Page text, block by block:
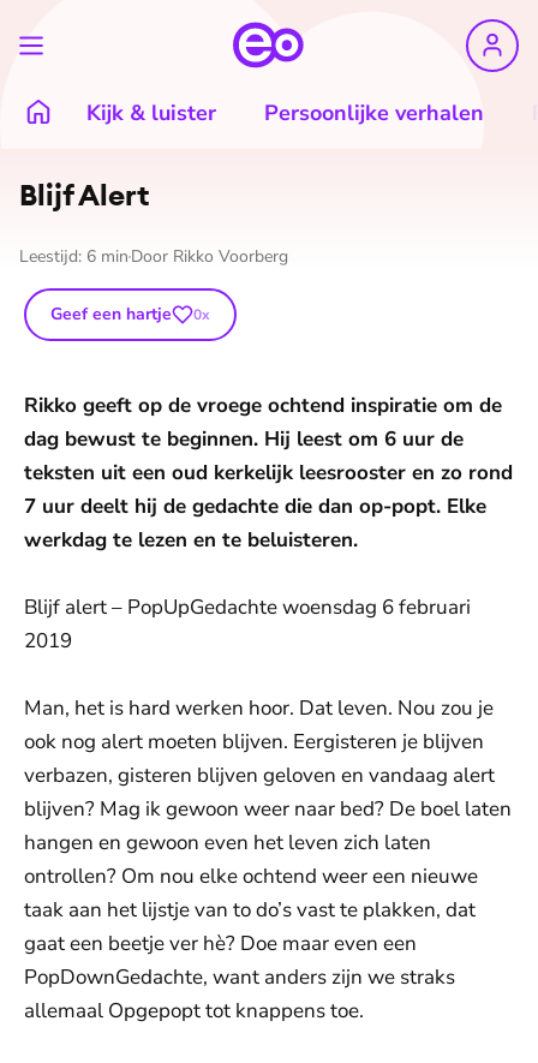
Kijk & luister Persoonlijke verhalen
Blijf Alert
Leestijd: 6 min Door Rikko Voorberg
Geef een hartje 0x
Rikko geeft op de vroege ochtend inspiratie om de
dag bewust te beginnen. Hij leest om 6 uur de
teksten uit een oud kerkelijk leesrooster en zo rond
7 uur deelt hij de gedachte die dan op-popt. Elke
werkdag te lezen en te beluisteren.
Blijf alert – PopUpGedachte woensdag 6 februari
2019
Man, het is hard werken hoor. Dat leven. Nou zou je
ook nog alert moeten blijven. Eergisteren je blijven
verbazen, gisteren blijven geloven en vandaag alert
blijven? Mag ik gewoon weer naar bed? De boel laten
hangen en gewoon even het leven zich laten
ontrollen? Om nou elke ochtend weer een nieuwe
taak aan het lijstje van to do’s vast te plakken, dat
gaat een beetje ver hè? Doe maar even een
PopDownGedachte, want anders zijn we straks
allemaal Opgepopt tot knappens toe.